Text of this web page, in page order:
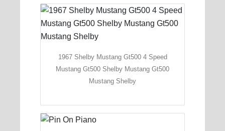
1967 Shelby Mustang Gt500 4 Speed
Mustang Gt500 Shelby Mustang Gt500
Mustang Shelby